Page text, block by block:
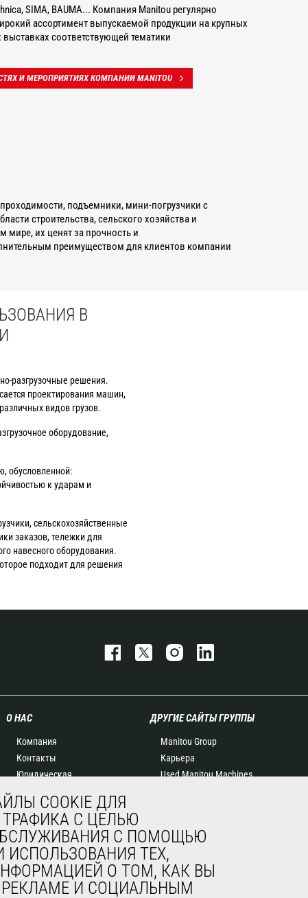
SIMA, BAUMA... Компания Manitou регулярно
ассортимент выпускаемой продукции на крупных
соответствующей тематики
И МЕРОПРИЯТИЯХ КОМПАНИИ MANITOU
подъемники, мини-погрузчики с
строительства, сельского хозяйства и
их ценят за прочность и
преимуществом для клиентов компании
В
разгрузочные решения.
проектирования машин,
видов грузов.
оборудование,
обусловленной:
к ударам и
сельскохозяйственные
заказов, тележки для
навесного оборудования.
подходит для решения
О НАС
Компания
Контакты
Юридическая
Мероприятия
Новости
История
General Terms and
Conditions of Sale
ДРУГИЕ САЙТЫ ГРУППЫ
Manitou Group
Карьера
Used Manitou Machines
Edge
COOKIE ДЛЯ
С ЦЕЛЬЮ
С ПОМОЩЬЮ
ТЕХ,
О ТОМ, КАК ВЫ
И СОЦИАЛЬНЫМ